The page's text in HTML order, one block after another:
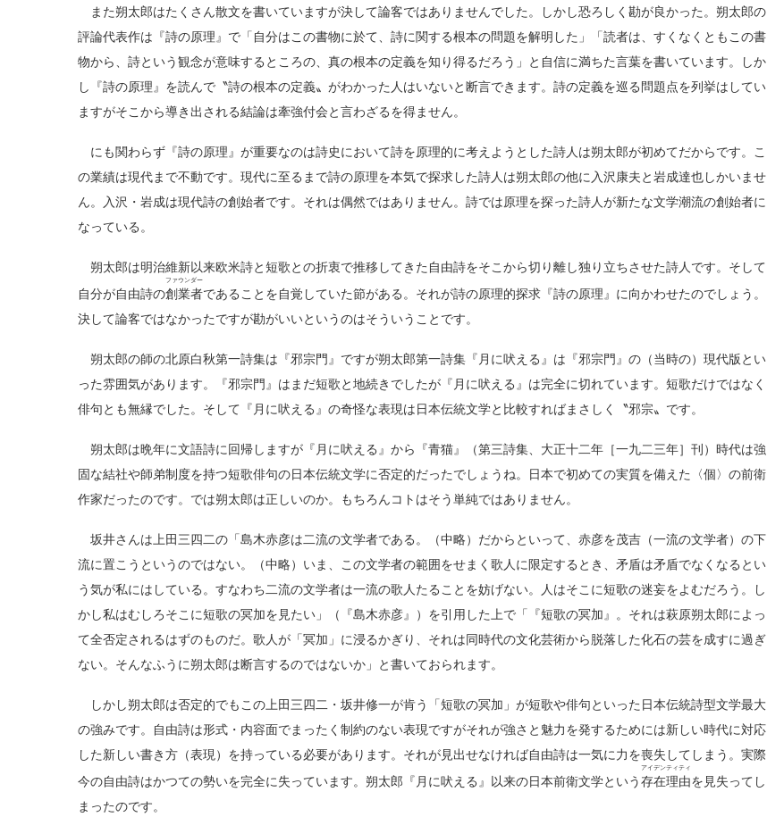
また朔太郎はたくさん散文を書いていますが決して論客ではありませんでした。しかし恐ろしく勘が良かった。朔太郎の
評論代表作は『詩の原理』で「自分はこの書物に於て、詩に関する根本の問題を解明した」「読者は、すくなくともこの書
物から、詩という観念が意味するところの、真の根本の定義を知り得るだろう」と自信に満ちた言葉を書いています。しか
し『詩の原理』を読んで〝詩の根本の定義〟がわかった人はいないと断言できます。詩の定義を巡る問題点を列挙はしてい
ますがそこから導き出される結論は牽強付会と言わざるを得ません。
にも関わらず『詩の原理』が重要なのは詩史において詩を原理的に考えようとした詩人は朔太郎が初めてだからです。こ
の業績は現代まで不動です。現代に至るまで詩の原理を本気で探求した詩人は朔太郎の他に入沢康夫と岩成達也しかいませ
ん。入沢・岩成は現代詩の創始者です。それは偶然ではありません。詩では原理を探った詩人が新たな文学潮流の創始者に
なっている。
朔太郎は明治維新以来欧米詩と短歌との折衷で推移してきた自由詩をそこから切り離し独り立ちさせた詩人です。そして
自分が自由詩の創業者
ファウンダー
であることを自覚していた節がある。それが詩の原理的探求『詩の原理』に向かわせたのでしょう。
決して論客ではなかったですが勘がいいというのはそういうことです。
朔太郎の師の北原白秋第一詩集は『邪宗門』ですが朔太郎第一詩集『月に吠える』は『邪宗門』の（当時の）現代版とい
った雰囲気があります。『邪宗門』はまだ短歌と地続きでしたが『月に吠える』は完全に切れています。短歌だけではなく
俳句とも無縁でした。そして『月に吠える』の奇怪な表現は日本伝統文学と比較すればまさしく〝邪宗〟です。
朔太郎は晩年に文語詩に回帰しますが『月に吠える』から『青猫』（第三詩集、大正十二年［一九二三年］刊）時代は強
固な結社や師弟制度を持つ短歌俳句の日本伝統文学に否定的だったでしょうね。日本で初めての実質を備えた〈個〉の前衛
作家だったのです。では朔太郎は正しいのか。もちろんコトはそう単純ではありません。
坂井さんは上田三四二の「島木赤彦は二流の文学者である。（中略）だからといって、赤彦を茂吉（一流の文学者）の下
流に置こうというのではない。（中略）いま、この文学者の範囲をせまく歌人に限定するとき、矛盾は矛盾でなくなるとい
う気が私にはしている。すなわち二流の文学者は一流の歌人たることを妨げない。人はそこに短歌の迷妄をよむだろう。し
かし私はむしろそこに短歌の冥加を見たい」（『島木赤彦』）を引用した上で「『短歌の冥加』。それは萩原朔太郎によっ
て全否定されるはずのものだ。歌人が「冥加」に浸るかぎり、それは同時代の文化芸術から脱落した化石の芸を成すに過ぎ
ない。そんなふうに朔太郎は断言するのではないか」と書いておられます。
しかし朔太郎は否定的でもこの上田三四二・坂井修一が肯う「短歌の冥加」が短歌や俳句といった日本伝統詩型文学最大
の強みです。自由詩は形式・内容面でまったく制約のない表現ですがそれが強さと魅力を発するためには新しい時代に対応
した新しい書き方（表現）を持っている必要があります。それが見出せなければ自由詩は一気に力を喪失してしまう。実際
今の自由詩はかつての勢いを完全に失っています。朔太郎『月に吠える』以来の日本前衛文学という存在理由
アイデンティティ
を見失ってし
まったのです。